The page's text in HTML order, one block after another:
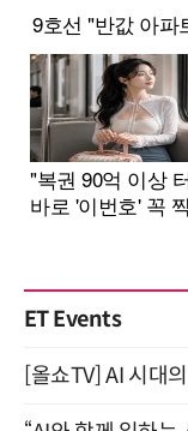
ET Events